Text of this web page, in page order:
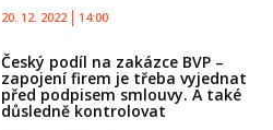
20. 12. 2022 14:00
Český podíl na zakázce BVP –
zapojení firem je třeba vyjednat
před podpisem smlouvy. A také
důsledně kontrolovat